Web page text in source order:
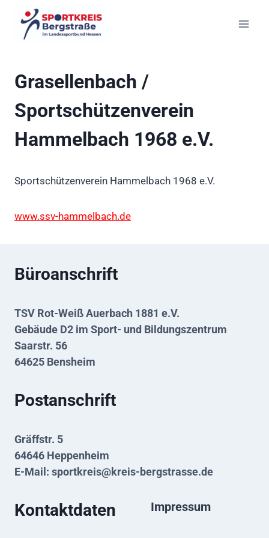
Inhalt
springen
Grasellenbach /
Sportschützenverein
Hammelbach 1968 e.V.
Sportschützenverein Hammelbach 1968 e.V.
www.ssv-hammelbach.de
Büroanschrift
TSV Rot-Weiß Auerbach 1881 e.V.
Gebäude D2 im Sport- und Bildungszentrum
Saarstr. 56
64625 Bensheim
Postanschrift
Gräffstr. 5
64646 Heppenheim
E-Mail: sportkreis@kreis-bergstrasse.de
Kontaktdaten Impressum